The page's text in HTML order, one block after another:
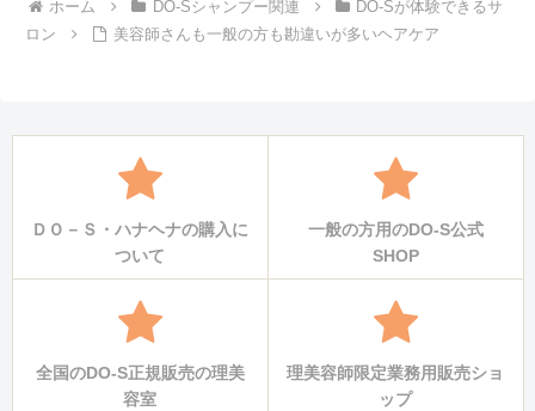
ホーム DO-Sシャンプー関連
DO-Sが体験できるサ
ロン
美容師さんも一般の方も勘違いが多いヘアケア
ＤＯ－Ｓ・ハナヘナの購入に
ついて
一般の方用のDO-S公式
SHOP
全国のDO-S正規販売の理美
容室
理美容師限定業務用販売ショ
ップ